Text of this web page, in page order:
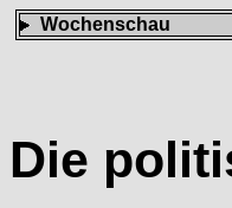
Wochenschau
Die